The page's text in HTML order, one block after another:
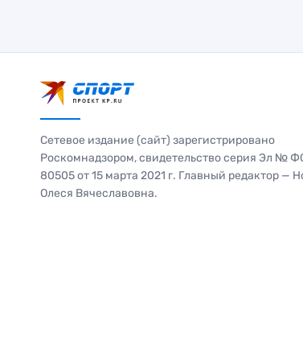
Сетевое издание (сайт) зарегистрировано
Роскомнадзором, свидетельство серия Эл №
80505 от 15 марта 2021 г. Главный редактор —
Олеся Вячеславовна.